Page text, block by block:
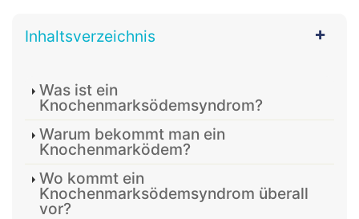
Inhaltsverzeichnis
Was ist ein
Knochenmarksödemsyndrom?
Warum bekommt man ein
Knochenmarködem?
Wo kommt ein
Knochenmarksödemsyndrom überall
vor?